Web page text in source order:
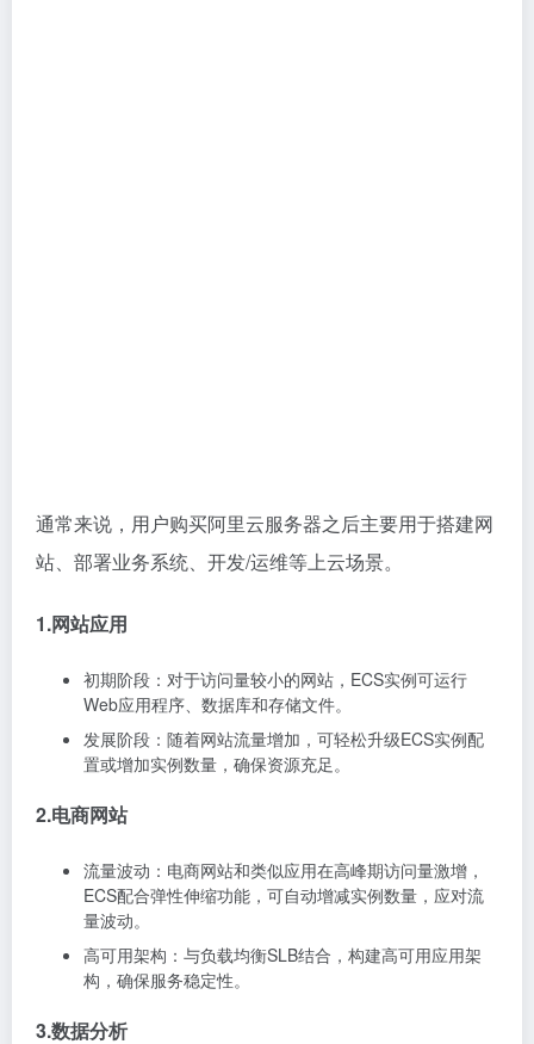
通常来说，用户购买阿里云服务器之后主要用于搭建网
站、部署业务系统、开发/运维等上云场景。
1.网站应用
初期阶段：对于访问量较小的网站，ECS实例可运行
Web应用程序、数据库和存储文件。
发展阶段：随着网站流量增加，可轻松升级ECS实例配
置或增加实例数量，确保资源充足。
2.电商网站
流量波动：电商网站和类似应用在高峰期访问量激增，
ECS配合弹性伸缩功能，可自动增减实例数量，应对流
量波动。
高可用架构：与负载均衡SLB结合，构建高可用应用架
构，确保服务稳定性。
3.数据分析